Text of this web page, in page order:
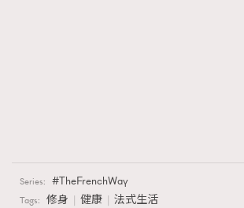
Series: TheFrenchWay
Tags: 修身 健康 法式生活